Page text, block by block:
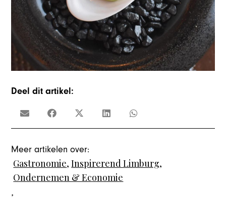
Deel dit artikel:
Meer artikelen over:
Gastronomie,Inspirerend Limburg,
Ondernemen & Economie
,